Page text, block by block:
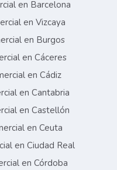
en Barcelona
en Vizcaya
en Burgos
en Cáceres
en Cádiz
en Cantabria
en Castellón
en Ceuta
en Ciudad Real
en Córdoba